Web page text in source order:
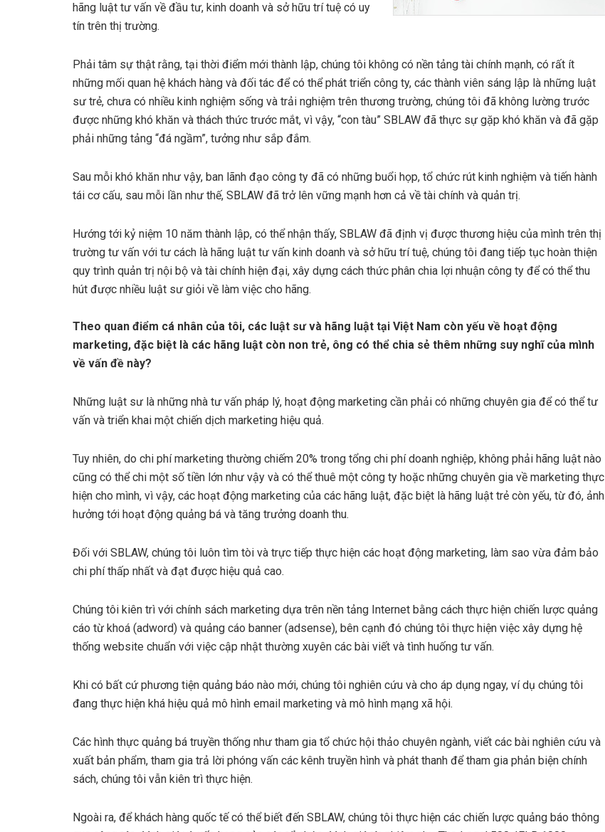
hãng luật tư vấn về đầu tư, kinh doanh và sở hữu trí tuệ có uy
tín trên thị trường.
Phải tâm sự thật rằng, tại thời điểm mới thành lập, chúng tôi không có nền tảng tài chính mạnh, có rất ít
những mối quan hệ khách hàng và đối tác để có thể phát triển công ty, các thành viên sáng lập là những luật
sư trẻ, chưa có nhiều kinh nghiệm sống và trải nghiệm trên thương trường, chúng tôi đã không lường trước
được những khó khăn và thách thức trước mắt, vì vậy, “con tàu” SBLAW đã thực sự gặp khó khăn và đã gặp
phải những tảng “đá ngầm”, tưởng như sắp đắm.
Sau mỗi khó khăn như vậy, ban lãnh đạo công ty đã có những buổi họp, tổ chức rút kinh nghiệm và tiến hành
tái cơ cấu, sau mỗi lần như thế, SBLAW đã trở lên vững mạnh hơn cả về tài chính và quản trị.
Hướng tới kỷ niệm 10 năm thành lập, có thể nhận thấy, SBLAW đã định vị được thương hiệu của mình trên thị
trường tư vấn với tư cách là hãng luật tư vấn kinh doanh và sở hữu trí tuệ, chúng tôi đang tiếp tục hoàn thiện
quy trình quản trị nội bộ và tài chính hiện đại, xây dựng cách thức phân chia lợi nhuận công ty để có thể thu
hút được nhiều luật sư giỏi về làm việc cho hãng.
Theo quan điểm cá nhân của tôi, các luật sư và hãng luật tại Việt Nam còn yếu về hoạt động
marketing, đặc biệt là các hãng luật còn non trẻ, ông có thể chia sẻ thêm những suy nghĩ của mình
về vấn đề này?
Những luật sư là những nhà tư vấn pháp lý, hoạt động marketing cần phải có những chuyên gia để có thể tư
vấn và triển khai một chiến dịch marketing hiệu quả.
Tuy nhiên, do chi phí marketing thường chiếm 20% trong tổng chi phí doanh nghiệp, không phải hãng luật nào
cũng có thể chi một số tiền lớn như vậy và có thể thuê một công ty hoặc những chuyên gia về marketing thực
hiện cho mình, vì vậy, các hoạt động marketing của các hãng luật, đặc biệt là hãng luật trẻ còn yếu, từ đó, ảnh
hưởng tới hoạt động quảng bá và tăng trưởng doanh thu.
Đối với SBLAW, chúng tôi luôn tìm tòi và trực tiếp thực hiện các hoạt động marketing, làm sao vừa đảm bảo
chi phí thấp nhất và đạt được hiệu quả cao.
Chúng tôi kiên trì với chính sách marketing dựa trên nền tảng Internet bằng cách thực hiện chiến lược quảng
cáo từ khoá (adword) và quảng cáo banner (adsense), bên cạnh đó chúng tôi thực hiện việc xây dựng hệ
thống website chuẩn với việc cập nhật thường xuyên các bài viết và tình huống tư vấn.
Khi có bất cứ phương tiện quảng báo nào mới, chúng tôi nghiên cứu và cho áp dụng ngay, ví dụ chúng tôi
đang thực hiện khá hiệu quả mô hình email marketing và mô hình mạng xã hội.
Các hình thực quảng bá truyền thống như tham gia tổ chức hội thảo chuyên ngành, viết các bài nghiên cứu và
xuất bản phẩm, tham gia trả lời phóng vấn các kênh truyền hình và phát thanh để tham gia phản biện chính
sách, chúng tôi vẫn kiên trì thực hiện.
Ngoài ra, để khách hàng quốc tế có thể biết đến SBLAW, chúng tôi thực hiện các chiến lược quảng báo thông